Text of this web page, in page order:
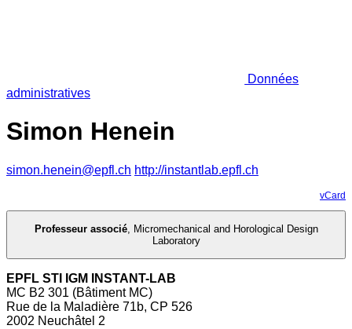
Données
administratives
Simon Henein
simon.henein@epfl.ch http://instantlab.epfl.ch
vCard
Professeur associé, Micromechanical and Horological Design
Laboratory
EPFL STI IGM INSTANT-LAB
MC B2 301 (Bâtiment MC)
Rue de la Maladière 71b, CP 526
2002 Neuchâtel 2